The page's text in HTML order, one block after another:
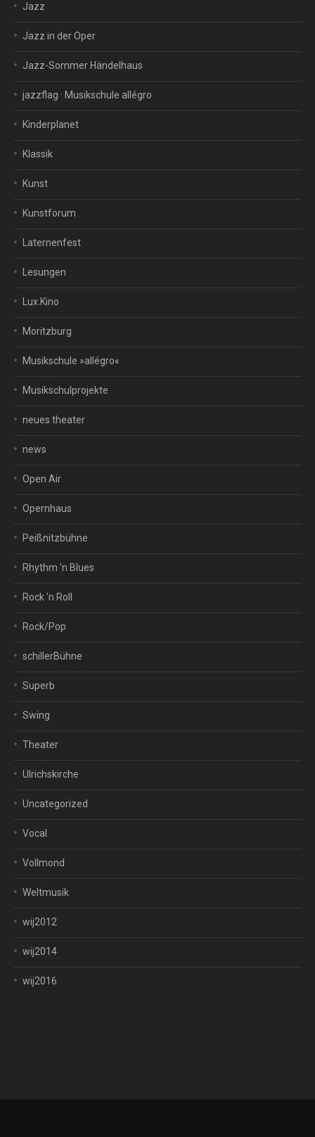
Jazz
Jazz in der Oper
Jazz-Sommer Händelhaus
jazzflag · Musikschule allégro
Kinderplanet
Klassik
Kunst
Kunstforum
Laternenfest
Lesungen
Lux.Kino
Moritzburg
Musikschule »allégro«
Musikschulprojekte
neues theater
news
Open Air
Opernhaus
Peißnitzbühne
Rhythm 'n Blues
Rock 'n Roll
Rock/Pop
schillerBühne
Superb
Swing
Theater
Ulrichskirche
Uncategorized
Vocal
Vollmond
Weltmusik
wij2012
wij2014
wij2016